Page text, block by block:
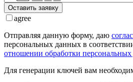
Оставить заявку
agree
Отправляя данную форму, даю
персональных данных в
отношении обработки
Для генерации ключей вам